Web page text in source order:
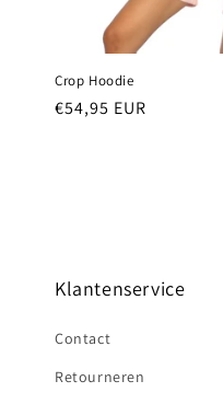
Crop Hoodie
Normale
€54,95 EUR
Klantenservice
Contact
Retourneren